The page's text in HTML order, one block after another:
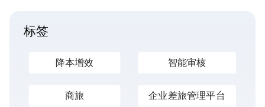
标签
降本增效 智能审核
商旅 企业差旅管理平台